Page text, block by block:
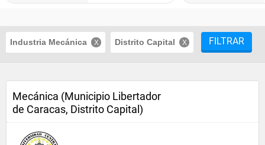
Industria Mecánica Distrito Capital FILTRAR
Mecánica (Municipio Libertador
de Caracas, Distrito Capital)